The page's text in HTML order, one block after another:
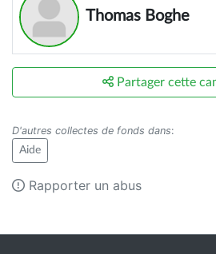
Thomas Boghe
Partager cette
D'autres collectes de fonds dans:
Aide
Rapporter un abus